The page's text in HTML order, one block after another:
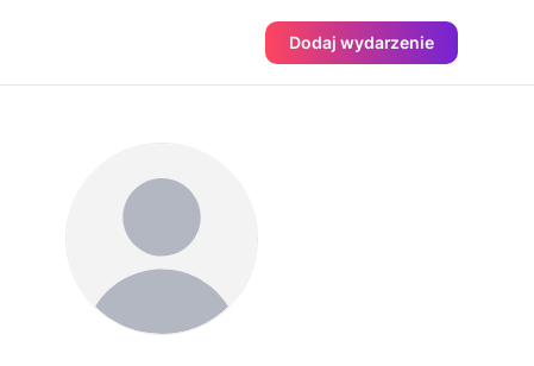
Dodaj wydarzenie